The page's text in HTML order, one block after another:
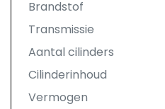
Brandstof
Transmissie
Aantal cilinders
Cilinderinhoud
Vermogen